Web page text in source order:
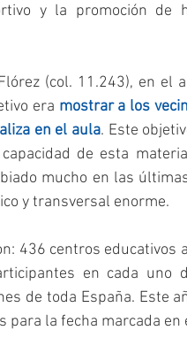
y la promoción de
(col. 11.243), en el
era mostrar a los
en el aula. Este
de esta
mucho en las
y transversal enorme.
436 centros educativos
en cada uno
de toda España. Este
para la fecha marcada